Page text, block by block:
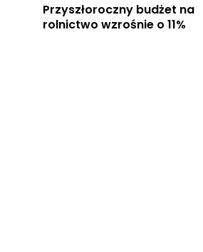
Przyszłoroczny budżet na
rolnictwo wzrośnie o 11%